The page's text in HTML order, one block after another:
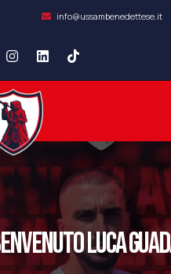
info@ussambenedettese.it
LUCA